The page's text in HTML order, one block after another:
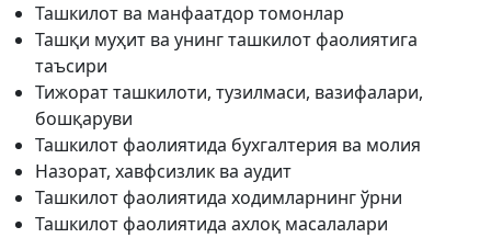
Ташкилот ва манфаатдор томонлар
Ташқи муҳит ва унинг ташкилот фаолиятига
таъсири
Тижорат ташкилоти, тузилмаси, вазифалари,
бошқаруви
Ташкилот фаолиятида бухгалтерия ва молия
Назорат, хавфсизлик ва аудит
Ташкилот фаолиятида ходимларнинг ўрни
Ташкилот фаолиятида ахлоқ масалалари